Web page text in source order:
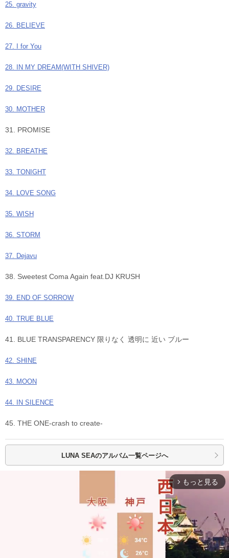
25. gravity
26. BELIEVE
27. I for You
28. IN MY DREAM(WITH SHIVER)
29. DESIRE
30. MOTHER
31. PROMISE
32. BREATHE
33. TONIGHT
34. LOVE SONG
35. WISH
36. STORM
37. Dejavu
38. Sweetest Coma Again feat.DJ KRUSH
39. END OF SORROW
40. TRUE BLUE
41. BLUE TRANSPARENCY 限りなく 透明に 近い ブルー
42. SHINE
43. MOON
44. IN SILENCE
45. THE ONE-crash to create-
LUNA SEAのアルバム一覧ページへ
arrow_forward_ios もっと見る